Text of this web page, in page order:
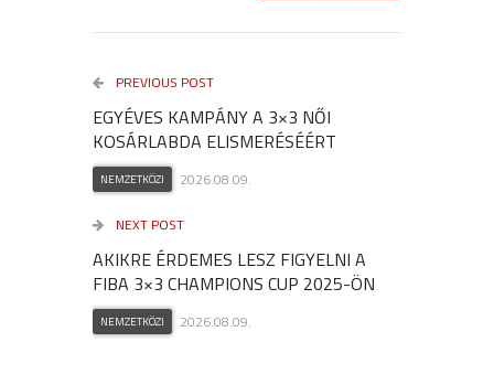
PREVIOUS POST
EGYÉVES KAMPÁNY A 3×3 NŐI
KOSÁRLABDA ELISMERÉSÉÉRT
NEMZETKÖZI 2026.08.09.
NEXT POST
AKIKRE ÉRDEMES LESZ FIGYELNI A
FIBA 3×3 CHAMPIONS CUP 2025-ÖN
NEMZETKÖZI 2026.08.09.